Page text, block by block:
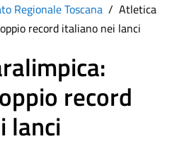
Regionale Toscana
Atletica
record italiano nei lanci
record
lanci